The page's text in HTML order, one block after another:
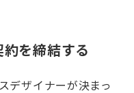
を締結する
デザイナーが決まっ